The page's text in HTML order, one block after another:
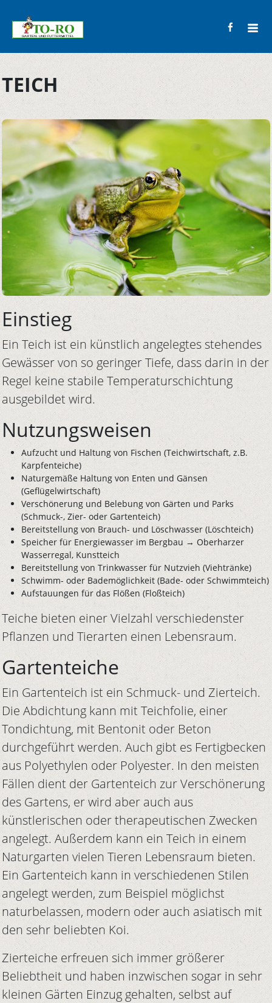
TEICH
Einstieg
Ein Teich ist ein künstlich angelegtes stehendes
Gewässer von so geringer Tiefe, dass darin in der
Regel keine stabile Temperaturschichtung
ausgebildet wird.
Nutzungsweisen
Aufzucht und Haltung von Fischen (Teichwirtschaft, z.B.
Karpfenteiche)
Naturgemäße Haltung von Enten und Gänsen
(Geflügelwirtschaft)
Verschönerung und Belebung von Gärten und Parks
(Schmuck-, Zier- oder Gartenteich)
Bereitstellung von Brauch- und Löschwasser (Löschteich)
Speicher für Energiewasser im Bergbau → Oberharzer
Wasserregal, Kunstteich
Bereitstellung von Trinkwasser für Nutzvieh (Viehtränke)
Schwimm- oder Bademöglichkeit (Bade- oder Schwimmteich)
Aufstauungen für das Flößen (Floßteich)
Teiche bieten einer Vielzahl verschiedenster
Pflanzen und Tierarten einen Lebensraum.
Gartenteiche
Ein Gartenteich ist ein Schmuck- und Zierteich.
Die Abdichtung kann mit Teichfolie, einer
Tondichtung, mit Bentonit oder Beton
durchgeführt werden. Auch gibt es Fertigbecken
aus Polyethylen oder Polyester. In den meisten
Fällen dient der Gartenteich zur Verschönerung
des Gartens, er wird aber auch aus
künstlerischen oder therapeutischen Zwecken
angelegt. Außerdem kann ein Teich in einem
Naturgarten vielen Tieren Lebensraum bieten.
Ein Gartenteich kann in verschiedenen Stilen
angelegt werden, zum Beispiel möglichst
naturbelassen, modern oder auch asiatisch mit
den sehr beliebten Koi.
Zierteiche erfreuen sich immer größerer
Beliebtheit und haben inzwischen sogar in sehr
kleinen Gärten Einzug gehalten, selbst auf